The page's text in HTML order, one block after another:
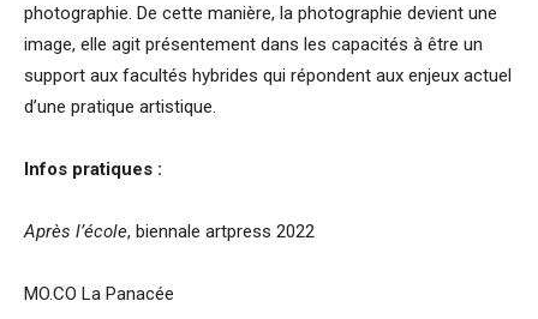
photographie. De cette manière, la photographie devient une
image, elle agit présentement dans les capacités à être un
support aux facultés hybrides qui répondent aux enjeux actuel
d’une pratique artistique.
Infos pratiques :
Après l’école, biennale artpress 2022
MO.CO La Panacée